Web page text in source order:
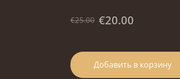
€25.00 €20.00
Добавить в корзину